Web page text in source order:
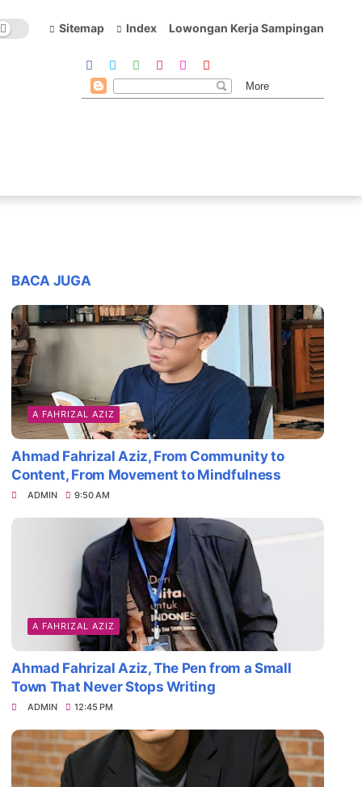
Sitemap Index Lowongan Kerja Sampingan
BACA JUGA
A FAHRIZAL AZIZ
Ahmad Fahrizal Aziz, From Community to
Content, From Movement to Mindfulness
ADMIN 9:50 AM
A FAHRIZAL AZIZ
Ahmad Fahrizal Aziz, The Pen from a Small
Town That Never Stops Writing
ADMIN 12:45 PM